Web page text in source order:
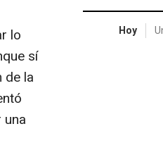
lo
sí
de la
Hoy